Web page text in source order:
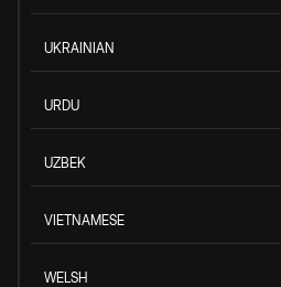
UKRAINIAN
URDU
UZBEK
VIETNAMESE
WELSH